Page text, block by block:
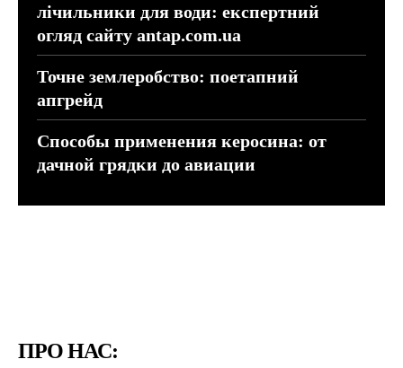
лічильники для води: експертний
огляд сайту antap.com.ua
Точне землеробство: поетапний
апгрейд
Способы применения керосина: от
дачной грядки до авиации
ПРО НАС: